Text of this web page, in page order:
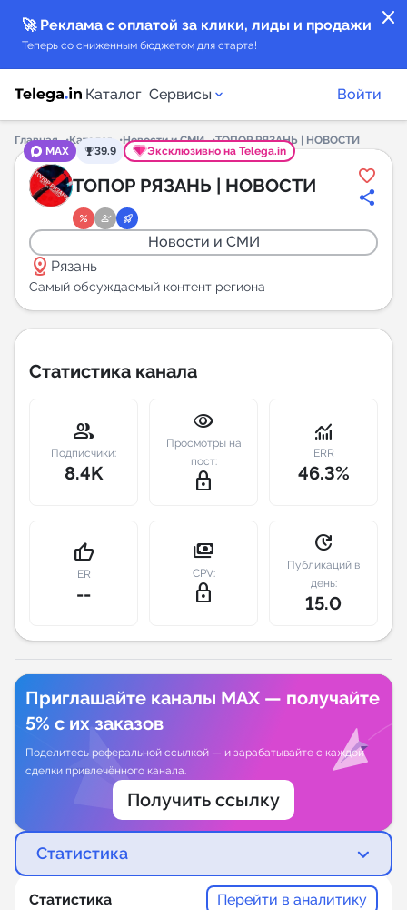
close
🚀 Реклама с оплатой за клики, лиды и продажи
Теперь со сниженным бюджетом для старта!
Каталог Сервисы
Каталог каналов
Каталог ботов
Горящие предложения
Индекс читаемости каналов в Telegram
Аналитика MAX каналов
Индивидуальное сопровождение
Аналитика Telegram
Войти
Главная Каталог Новости и СМИ
ТОПОР РЯЗАНЬ | НОВОСТИ
MAX
39.9 Эксклюзивно на Telega.in
ТОПОР РЯЗАНЬ | НОВОСТИ
Новости и СМИ
distance Рязань
Самый обсуждаемый контент региона
Статистика канала
group
Подписчики:
8.4K
visibility
Просмотры на
пост:
lock_outline
monitoring
ERR
46.3%
thumb_up
ER
--
payments
CPV:
lock_outline
update
Публикаций в
день:
15.0
Приглашайте каналы MAX — получайте
5% с их заказов
Поделитесь реферальной ссылкой — и зарабатывайте с каждой
сделки привлечённого канала.
Получить ссылку
Статистика
Статистика Перейти в аналитику